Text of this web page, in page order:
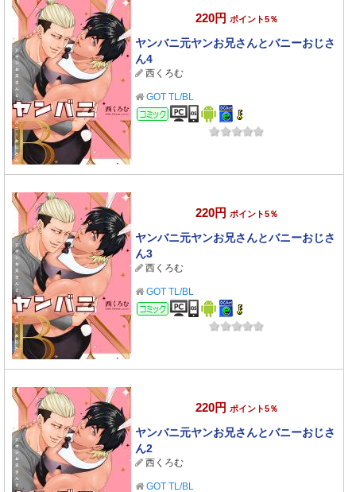
220円 ポイント5％
ヤンバニ元ヤンお兄さんとバニーおじさ
ん4
西くろむ
GOT TL/BL
コミック
220円 ポイント5％
ヤンバニ元ヤンお兄さんとバニーおじさ
ん3
西くろむ
GOT TL/BL
コミック
220円 ポイント5％
ヤンバニ元ヤンお兄さんとバニーおじさ
ん2
西くろむ
GOT TL/BL